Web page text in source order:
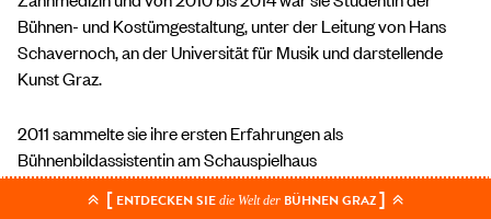
Bühnen- und Kostümgestaltung, unter der Leitung von Hans
Schavernoch, an der Universität für Musik und darstellende
Kunst Graz.
2011 sammelte sie ihre ersten Erfahrungen als
Bühnenbildassistentin am Schauspielhaus
Graz („Verbrennungen“, „Hexenjagd“ und „Geister in Princeton“,
Regie: Anna Badora), ebenfalls dort zeichnete sie sich 2012
[ENTDECKEN SIE die Welt derBÜHNEN GRAZ]